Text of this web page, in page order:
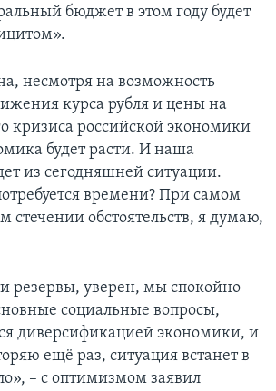
бюджет в этом году будет
несмотря на возможность
курса рубля и цены на
кризиса российской экономики
будет расти. И наша
из сегодняшней ситуации.
времени? При самом
стечении обстоятельств, я думаю,
резервы, уверен, мы спокойно
социальные вопросы,
диверсификацией экономики, и
ещё раз, ситуация встанет в
– с оптимизмом заявил